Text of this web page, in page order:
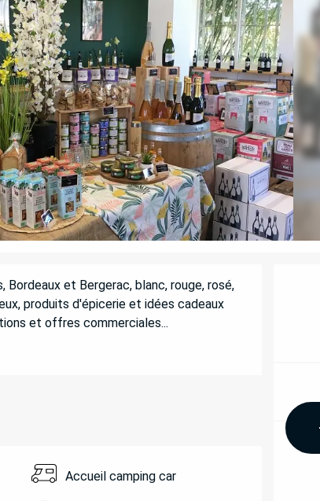
et Bergerac, blanc, rouge, rosé,
produits d'épicerie et idées cadeaux
et offres commerciales...
Accueil camping car